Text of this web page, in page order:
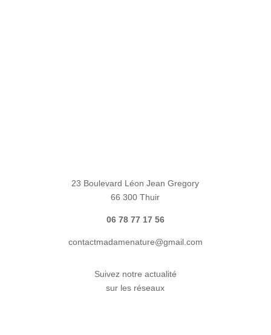
23 Boulevard Léon Jean Gregory
66 300 Thuir
06 78 77 17 56
contactmadamenature@gmail.com
Suivez notre actualité
sur les réseaux